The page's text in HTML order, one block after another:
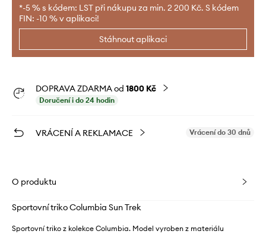
*-5 % s kódem: LST při nákupu za min. 2 200 Kč. S kódem
FIN: -10 % v aplikaci!
Stáhnout aplikaci
DOPRAVA ZDARMA od 1800 Kč
Doručení i do 24 hodin
VRÁCENÍ A REKLAMACE Vrácení do 30 dnů
O produktu
Sportovní triko Columbia Sun Trek
Sportovní triko z kolekce Columbia. Model vyroben z materiálu